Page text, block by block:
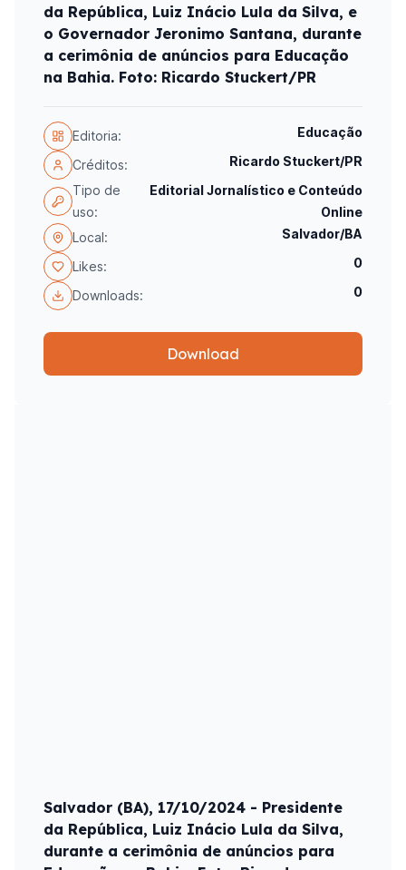
da República, Luiz Inácio Lula da Silva, e
o Governador Jeronimo Santana, durante
a cerimônia de anúncios para Educação
na Bahia. Foto: Ricardo Stuckert/PR
Editoria: Educação
Créditos:
Ricardo Stuckert/PR
Tipo de
uso:
Editorial Jornalístico e Conteúdo
Online
Local:
Salvador/BA
Likes: 0
Downloads: 0
Download
Salvador (BA), 17/10/2024 - Presidente
da República, Luiz Inácio Lula da Silva,
durante a cerimônia de anúncios para